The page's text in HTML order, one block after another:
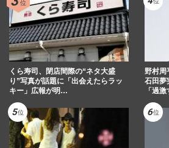
くら寿司、閉店間際の“ネタ大盛
り”写真が話題に「出会えたらラッ
キー」広報が明…
野村周
石田夢
「過